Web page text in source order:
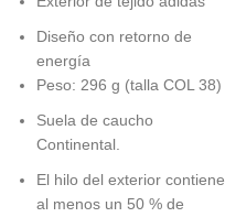
Diseño con retorno de
energía
Peso: 296 g (talla COL 38)
Suela de caucho
Continental.
El hilo del exterior contiene
al menos un 50 % de